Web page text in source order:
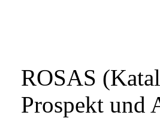
ROSAS
Prospekt und